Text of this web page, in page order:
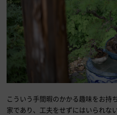
こういう手間暇のかかる趣味をお持
家であり、工夫をせずにはいられな